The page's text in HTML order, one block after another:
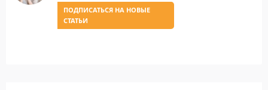
ПОДПИСАТЬСЯ НА НОВЫЕ
СТАТЬИ